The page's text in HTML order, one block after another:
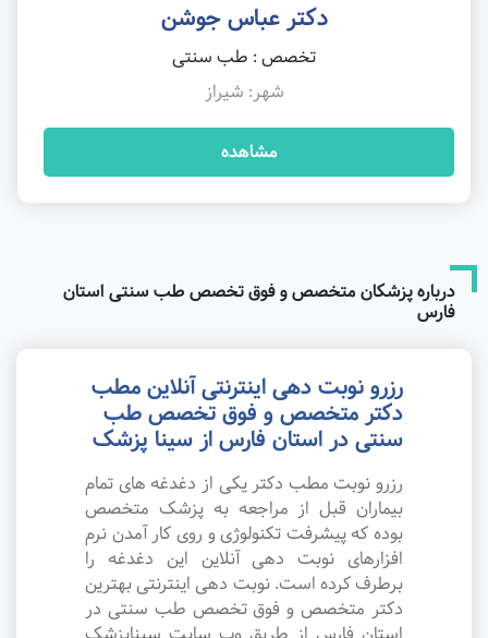
دکتر عباس جوشن
تخصص : طب سنتی
شهر: شیراز
مشاهده
درباره پزشکان متخصص و فوق تخصص طب سنتی استان
فارس
رزرو نوبت دهی اینترنتی آنلاین مطب
دکتر متخصص و فوق تخصص طب
سنتی در استان فارس از سینا پزشک
رزرو نوبت مطب دکتر یکی از دغدغه های تمام
بیماران قبل از مراجعه به پزشک متخصص
بوده که پیشرفت تکنولوژی و روی کار آمدن نرم
افزارهای نوبت دهی آنلاین این دغدغه را
برطرف کرده است. نوبت دهی اینترنتی بهترین
دکتر متخصص و فوق تخصص طب سنتی در